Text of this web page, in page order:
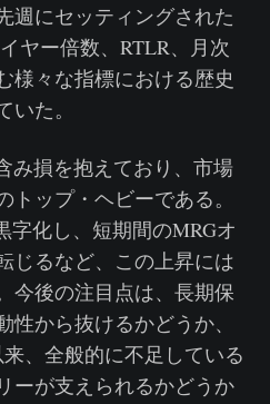
週にセッティングされた
ヤー倍数、RTLR、月次
様々な指標における歴史
た。
み損を抱えており、市場
ップ・ヘビーである。
字化し、短期間のMRGオ
じるなど、この上昇には
今後の注目点は、長期保
から抜けるかどうか、
、全般的に不足している
ーが支えられるかどうか